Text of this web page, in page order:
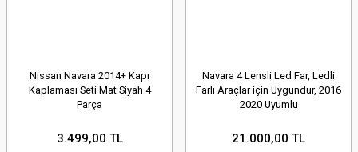
Nissan Navara 2014+ Kapı
Kaplaması Seti Mat Siyah 4
Parça
3.499,00 TL
Navara 4 Lensli Led Far, Ledli
Farlı Araçlar için Uygundur, 2016
2020 Uyumlu
21.000,00 TL